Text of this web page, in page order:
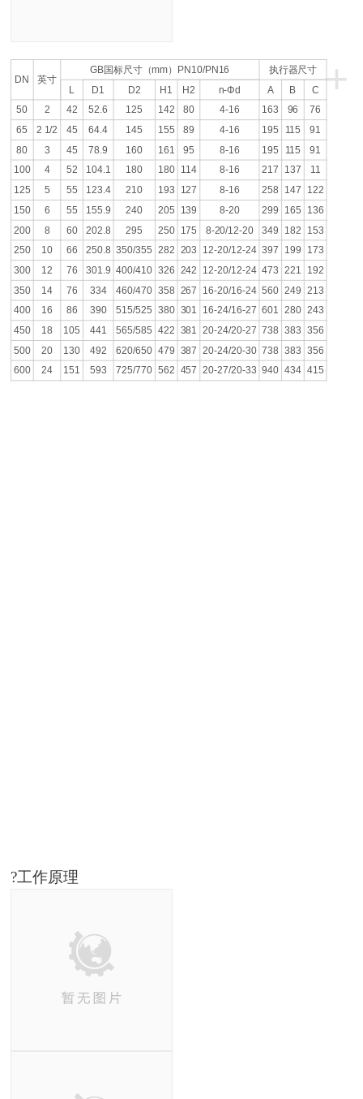
+
DN 英寸
GB国标尺寸（mm） PN10/PN16
执行器尺寸
L
D1 D2 H1 H2 n-Φd A B C
50 2 42 52.6 125 142 80 4-16 163 96 76
65 2 1/2 45 64.4 145 155 89 4-16 195 115
91
80
3 45 78.9 160 161 95 8-16 195 115
91
100
4 52 104.1 180 180 114 8-16 217 137
11
125
5 55 123.4 210 193 127 8-16 258 147 122
150 6 55 155.9 240 205 139 8-20 299 165 136
200 8 60 202.8 295 250 175 8-20/12-20 349 182
153
250
10 66 250.8 350/355 282 203 12-20/12-24 397 199
173
300
12 76 301.9 400/410 326 242 12-20/12-24 473 221
192
350
14 76 334 460/470 358 267 16-20/16-24 560 249 213
400
16 86 390 515/525 380 301 16-24/16-27 601 280 243
450
18 105 441 565/585 422 381 20-24/20-27 738 383 356
500
20 130 492 620/650 479 387 20-24/20-30 738 383 356
600
24 151 593 725/770 562 457 20-27/20-33 940 434 415
?工作原理